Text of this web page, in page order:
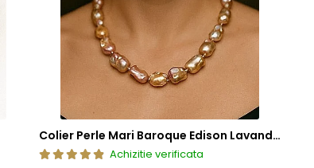
Colier Perle Mari Baroque Edison Lavandă, Calitatea AAA, Aur 14K | KASKADDA®
Achizitie verificata